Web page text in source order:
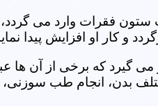
فقرات وارد می
و کار او افزایش پیدا
گیرد که برخی از آن ها
بدن، انجام طب سوزنی،